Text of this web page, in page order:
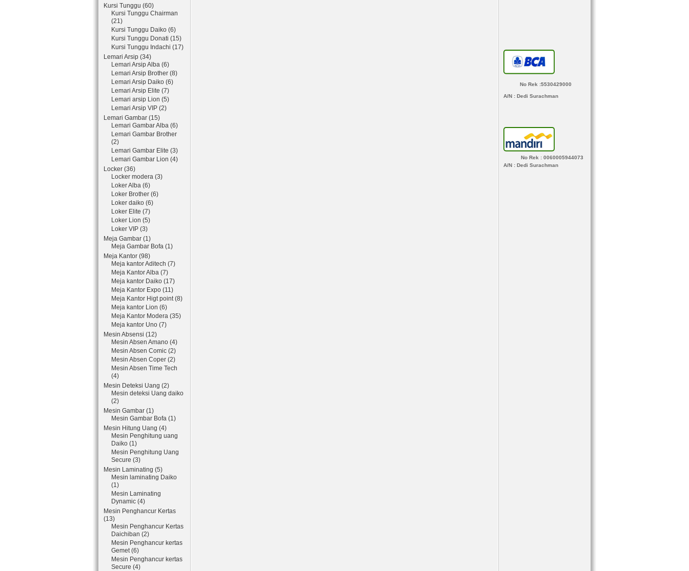
Kursi Tunggu (60)
Kursi Tunggu Chairman
(21)
Kursi Tunggu Daiko (6)
Kursi Tunggu Donati (15)
Kursi Tunggu Indachi (17)
Lemari Arsip (34)
Lemari Arsip Alba (6)
Lemari Arsip Brother (8)
Lemari Arsip Daiko (6)
Lemari Arsip Elite (7)
Lemari arsip Lion (5)
Lemari Arsip VIP (2)
Lemari Gambar (15)
Lemari Gambar Alba (6)
Lemari Gambar Brother
(2)
Lemari Gambar Elite (3)
Lemari Gambar Lion (4)
Locker (36)
Locker modera (3)
Loker Alba (6)
Loker Brother (6)
Loker daiko (6)
Loker Elite (7)
Loker Lion (5)
Loker VIP (3)
Meja Gambar (1)
Meja Gambar Bofa (1)
Meja Kantor (98)
Meja kantor Aditech (7)
Meja Kantor Alba (7)
Meja kantor Daiko (17)
Meja Kantor Expo (11)
Meja Kantor Higt point (8)
Meja kantor Lion (6)
Meja Kantor Modera (35)
Meja kantor Uno (7)
Mesin Absensi (12)
Mesin Absen Amano (4)
Mesin Absen Comic (2)
Mesin Absen Coper (2)
Mesin Absen Time Tech
(4)
Mesin Deteksi Uang (2)
Mesin deteksi Uang daiko
(2)
Mesin Gambar (1)
Mesin Gambar Bofa (1)
Mesin Hitung Uang (4)
Mesin Penghitung uang
Daiko (1)
Mesin Penghitung Uang
Secure (3)
Mesin Laminating (5)
Mesin laminating Daiko
(1)
Mesin Laminating
Dynamic (4)
Mesin Penghancur Kertas
(13)
Mesin Penghancur Kertas
Daichiban (2)
Mesin Penghancur kertas
Gemet (6)
Mesin Penghancur kertas
Secure (4)
No Rek :5530429000
A/N : Dedi Surachman
No Rek : 0060005944073
A/N : Dedi Surachman